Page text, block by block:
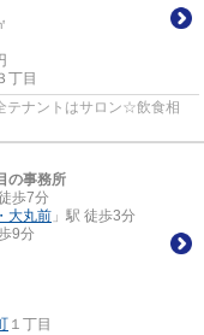
丁目
テナントはサロン☆飲食相
の事務所
歩7分
大丸前 」駅 徒歩3分
9分
１丁目